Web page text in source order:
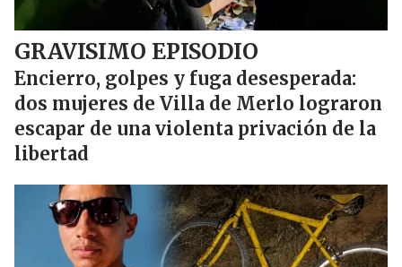
GRAVISIMO EPISODIO
Encierro, golpes y fuga desesperada:
dos mujeres de Villa de Merlo lograron
escapar de una violenta privación de la
libertad